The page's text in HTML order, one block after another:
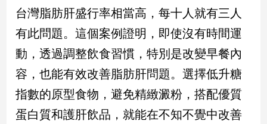
觀
點
娛
樂
樂
台灣脂肪肝盛行率相當高，每十人就有三人
有此問題。這個案例證明，即使沒有時間運
動，透過調整飲食習慣，特別是改變早餐內
容，也能有效改善脂肪肝問題。選擇低升糖
指數的原型食物，避免精緻澱粉，搭配優質
蛋白質和護肝飲品，就能在不知不覺中改善